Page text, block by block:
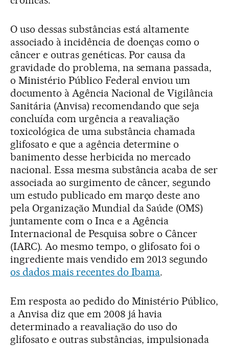
O uso dessas substâncias está altamente
associado à incidência de doenças como o
câncer e outras genéticas. Por causa da
gravidade do problema, na semana passada,
o Ministério Público Federal enviou um
documento à Agência Nacional de Vigilância
Sanitária (Anvisa) recomendando que seja
concluída com urgência a reavaliação
toxicológica de uma substância chamada
glifosato e que a agência determine o
banimento desse herbicida no mercado
nacional. Essa mesma substância acaba de ser
associada ao surgimento de câncer, segundo
um estudo publicado em março deste ano
pela Organização Mundial da Saúde (OMS)
juntamente com o Inca e a Agência
Internacional de Pesquisa sobre o Câncer
(IARC). Ao mesmo tempo, o glifosato foi o
ingrediente mais vendido em 2013 segundo
os dados mais recentes do Ibama.
Em resposta ao pedido do Ministério Público,
a Anvisa diz que em 2008 já havia
determinado a reavaliação do uso do
glifosato e outras substâncias, impulsionada